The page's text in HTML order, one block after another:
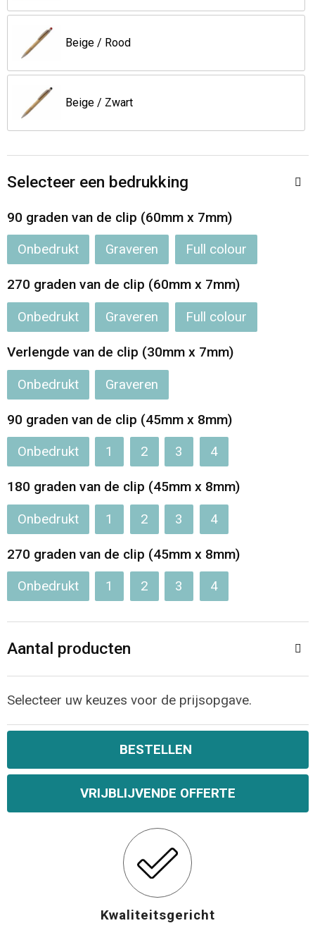
Jassen
Been- en voetbescherming
Schorten en Sloven
Gilets
Regenkleding
Hygiëne en Persoonlijke verzorging
Reistassen
Koffers en Trolleys
Boodschappentassen
Schoudertassen
Papieren tassen
Tablettassen
Heuptassen
Opvouwbare tassen
Waterbestendige tassen
Bowlingtassen
Strandtassen
Katoenen draagtassen
Beige / Rood
Beige / Zwart
Selecteer een bedrukking
90 graden van de clip (60mm x 7mm)
Onbedrukt Graveren Full colour
270 graden van de clip (60mm x 7mm)
Onbedrukt Graveren Full colour
Verlengde van de clip (30mm x 7mm)
Onbedrukt Graveren
90 graden van de clip (45mm x 8mm)
Onbedrukt 1 2 3 4
180 graden van de clip (45mm x 8mm)
Onbedrukt 1 2 3 4
270 graden van de clip (45mm x 8mm)
Onbedrukt 1 2 3 4
Aantal producten
Selecteer uw keuzes voor de prijsopgave.
BESTELLEN
VRIJBLIJVENDE OFFERTE
Kwaliteitsgericht